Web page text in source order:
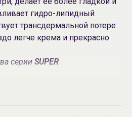
гидро-липидный
трансдермальной потере
легче крема и прекрасно
серии SUPER
восстановления